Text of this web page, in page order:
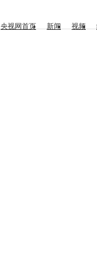
央视网首页 新闻 视频